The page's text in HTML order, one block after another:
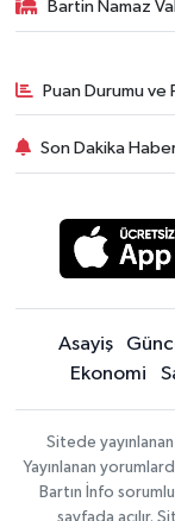
Bartin Namaz
Puan Durumu ve
Son Dakika
Asayiş
Ekonomi
Sitede
Yayınlanan
Bartın İnfo
sayfada açılır.